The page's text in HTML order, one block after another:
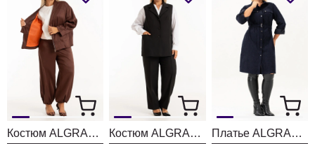
Костюм ALGRANDA (Новелла Шарм) 4127-6 Костюм ALGRANDA (Новелла Шарм) 4181 Платье ALGRANDA (Новелла Шарм) 4176